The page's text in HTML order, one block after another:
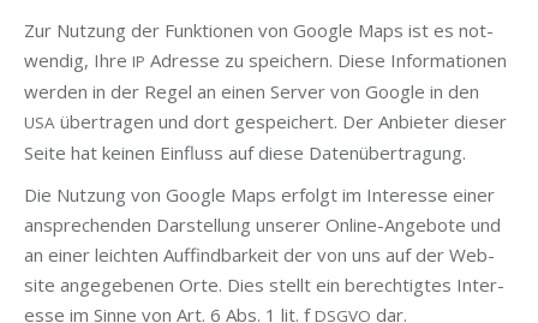
Zur Nut­zung der Funk­tio­nen von Goog­le Maps ist es not­
wen­dig, Ihre IP Adres­se zu spei­chern. Die­se Infor­ma­tio­nen
wer­den in der Regel an einen Ser­ver von Goog­le in den
USA über­tra­gen und dort gespei­chert. Der Anbie­ter die­ser
Sei­te hat kei­nen Ein­fluss auf die­se Datenübertragung.
Die Nut­zung von Goog­le Maps erfolgt im Inter­es­se einer
anspre­chen­den Dar­stel­lung unse­rer Online-Ange­bo­te und
an einer leich­ten Auf­find­bar­keit der von uns auf der Web­
site ange­ge­be­nen Orte. Dies stellt ein berech­tig­tes Inter­
es­se im Sin­ne von Art. 6 Abs. 1 lit. fDSGVO dar.